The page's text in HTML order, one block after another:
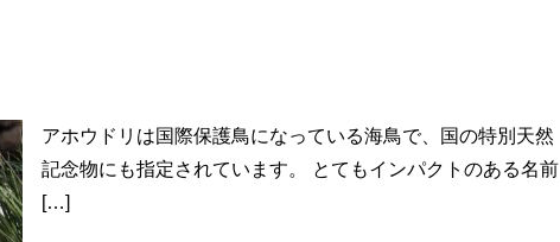
アホウドリは国際保護鳥になっている海鳥で、国の特別天然
記念物にも指定されています。 とてもインパクトのある名前
[…]